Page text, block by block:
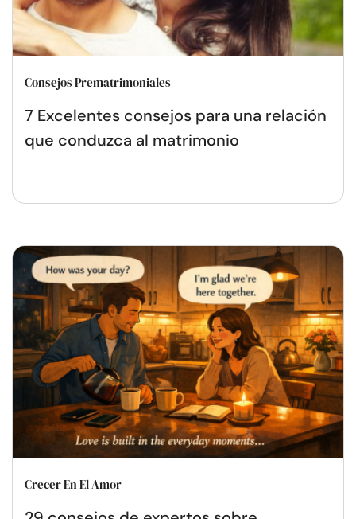
Consejos Prematrimoniales
7 Excelentes consejos para una relación
que conduzca al matrimonio
Crecer En El Amor